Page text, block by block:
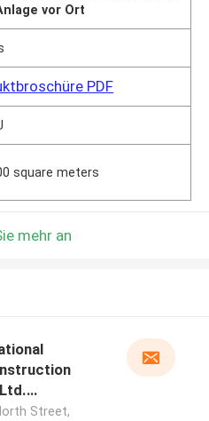
vor Ort
PDF
square meters
mehr an
Street,